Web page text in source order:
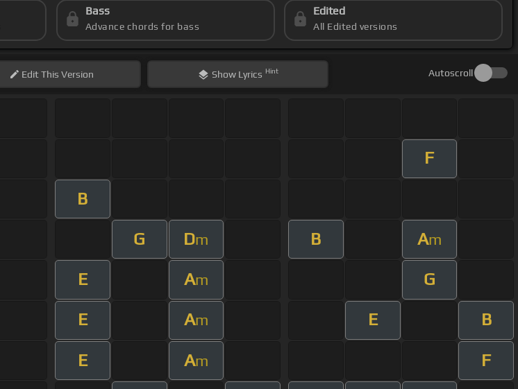
Bass
Advance chords for bass
Edited
All Edited versions
EditThis Version Show Lyrics Hint Autoscroll
F
B
G Dm B Am
E Am G
E Am E B
E Am F